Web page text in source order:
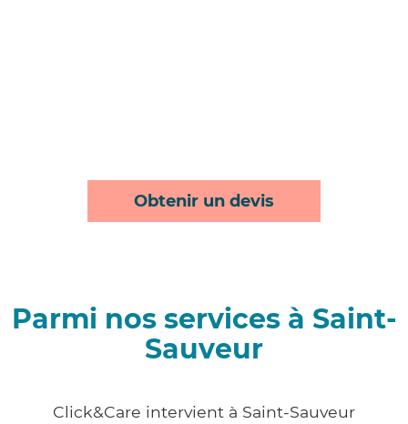
Obtenir un devis
Parmi nos services à Saint-
Sauveur
Click&Care intervient à Saint-Sauveur